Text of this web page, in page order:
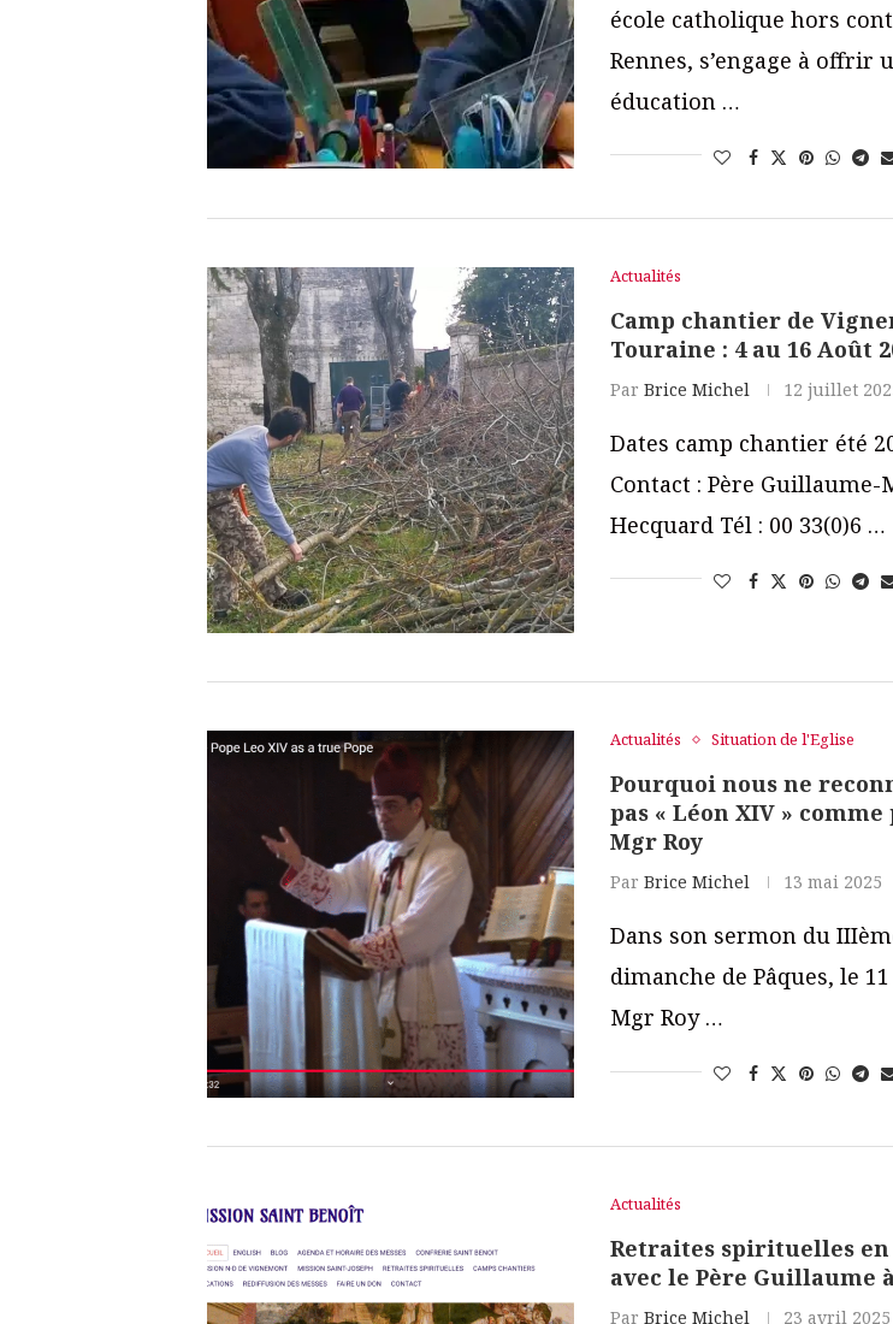
école catholique hors
Rennes, s’engage à offrir
éducation …
Actualités
Camp chantier de
Touraine : 4 au 16 Août
Par Brice Michel 12 juillet
Dates camp chantier été
Contact : Père Guillaume-
Hecquard Tél : 00 33(0)6 …
Actualités Situation de l'Eglise
Pourquoi nous ne
pas « Léon XIV » comme
Mgr Roy
Par Brice Michel 13 mai 2025
Dans son sermon du
dimanche de Pâques, le
Mgr Roy …
Actualités
Retraites spirituelles en
avec le Père Guillaume
Par Brice Michel 23 avril 2025